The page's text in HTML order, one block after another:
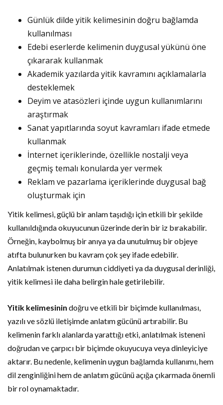
Günlük dilde yitik kelimesinin doğru bağlamda
kullanılması
Edebi eserlerde kelimenin duygusal yükünü öne
çıkararak kullanmak
Akademik yazılarda yitik kavramını açıklamalarla
desteklemek
Deyim ve atasözleri içinde uygun kullanımlarını
araştırmak
Sanat yapıtlarında soyut kavramları ifade etmede
kullanmak
İnternet içeriklerinde, özellikle nostalji veya
geçmiş temalı konularda yer vermek
Reklam ve pazarlama içeriklerinde duygusal bağ
oluşturmak için
Yitik kelimesi, güçlü bir anlam taşıdığı için etkili bir şekilde
kullanıldığında okuyucunun üzerinde derin bir iz bırakabilir.
Örneğin, kaybolmuş bir anıya ya da unutulmuş bir objeye
atıfta bulunurken bu kavram çok şey ifade edebilir.
Anlatılmak istenen durumun ciddiyeti ya da duygusal derinliği,
yitik kelimesi ile daha belirgin hale getirilebilir.
Yitik kelimesinin doğru ve etkili bir biçimde kullanılması,
yazılı ve sözlü iletişimde anlatım gücünü artırabilir. Bu
kelimenin farklı alanlarda yarattığı etki, anlatılmak isteneni
doğrudan ve çarpıcı bir biçimde okuyucuya veya dinleyiciye
aktarır. Bu nedenle, kelimenin uygun bağlamda kullanımı, hem
dil zenginliğini hem de anlatım gücünü açığa çıkarmada önemli
bir rol oynamaktadır.